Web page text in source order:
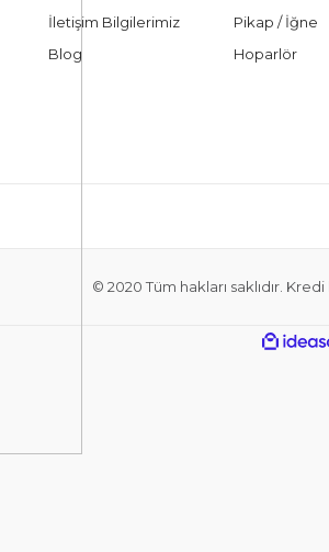
İletişim Bilgilerimiz
Blog
Pikap / İğne
Hoparlör
© 2020 Tüm hakları saklıdır.